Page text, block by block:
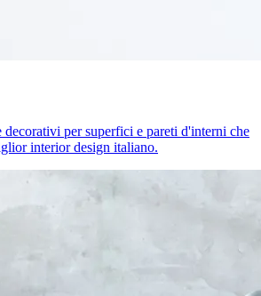
decorativi per superfici e pareti d'interni che
interior design italiano.